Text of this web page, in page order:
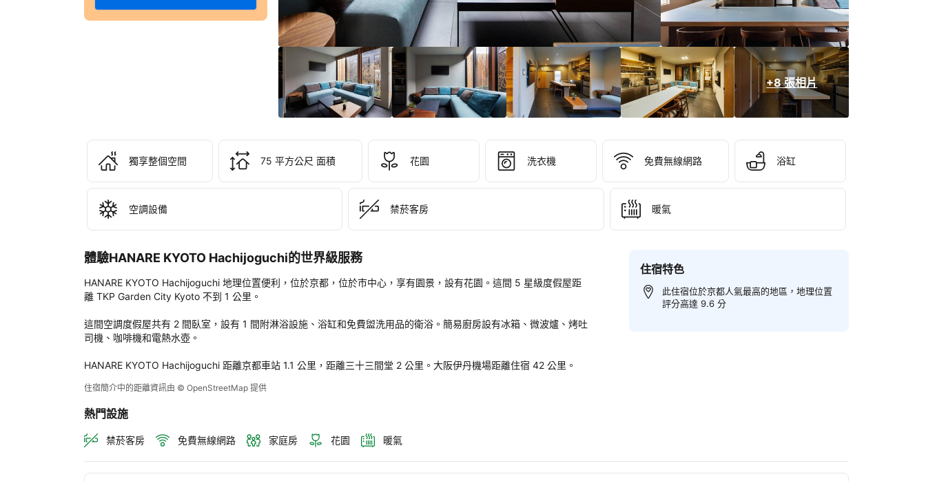
則
評
語）
客
於
實
入
HANARE
Hachijoguchi
定。
+8 張相片
獨享整個空間 75 平方公尺 面積 花園 洗衣機 免費無線網路 浴缸
空調設備 禁菸客房 暖氣
體驗HANARE KYOTO Hachijoguchi的世界級服務
HANARE KYOTO Hachijoguchi 地理位置便利，位於京都，位於市中心，享有園景，設有花園。這間 5 星級度假屋距
離 TKP Garden City Kyoto 不到 1 公里。
這間空調度假屋共有 2 間臥室，設有 1 間附淋浴設施、浴缸和免費盥洗用品的衛浴。簡易廚房設有冰箱、微波爐、烤吐
司機、咖啡機和電熱水壺。
HANARE KYOTO Hachijoguchi 距離京都車站 1.1 公里，距離三十三間堂 2 公里。大阪伊丹機場距離住宿 42 公里。
住宿簡介中的距離資訊由 © OpenStreetMap 提供
熱門設施
禁菸客房 免費無線網路 家庭房 花園 暖氣
住宿特色
此住宿位於京都人氣最高的地區，地理位置
評分高達 9.6 分